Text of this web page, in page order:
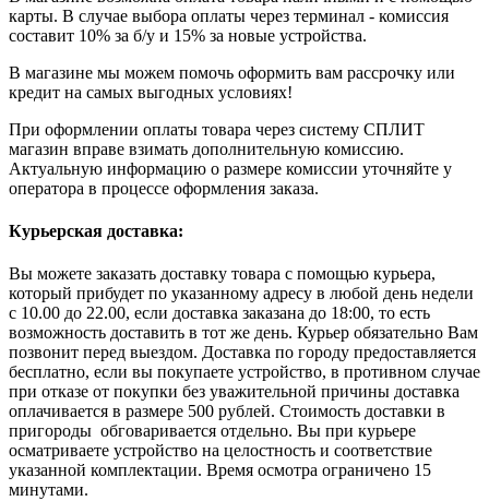
карты. В случае выбора оплаты через терминал - комиссия
составит 10% за б/у и 15% за новые устройства.
В магазине мы можем помочь оформить вам рассрочку или
кредит на самых выгодных условиях!
При оформлении оплаты товара через систему СПЛИТ
магазин вправе взимать дополнительную комиссию.
Актуальную информацию о размере комиссии уточняйте у
оператора в процессе оформления заказа.
Курьерская доставка:
Вы можете заказать доставку товара с помощью курьера,
который прибудет по указанному адресу в любой день недели
с 10.00 до 22.00, если доставка заказана до 18:00, то есть
возможность доставить в тот же день. Курьер обязательно Вам
позвонит перед выездом. Доставка по городу предоставляется
бесплатно, если вы покупаете устройство, в противном случае
при отказе от покупки без уважительной причины доставка
оплачивается в размере 500 рублей. Стоимость доставки в
пригороды обговаривается отдельно. Вы при курьере
осматриваете устройство на целостность и соответствие
указанной комплектации. Время осмотра ограничено 15
минутами.